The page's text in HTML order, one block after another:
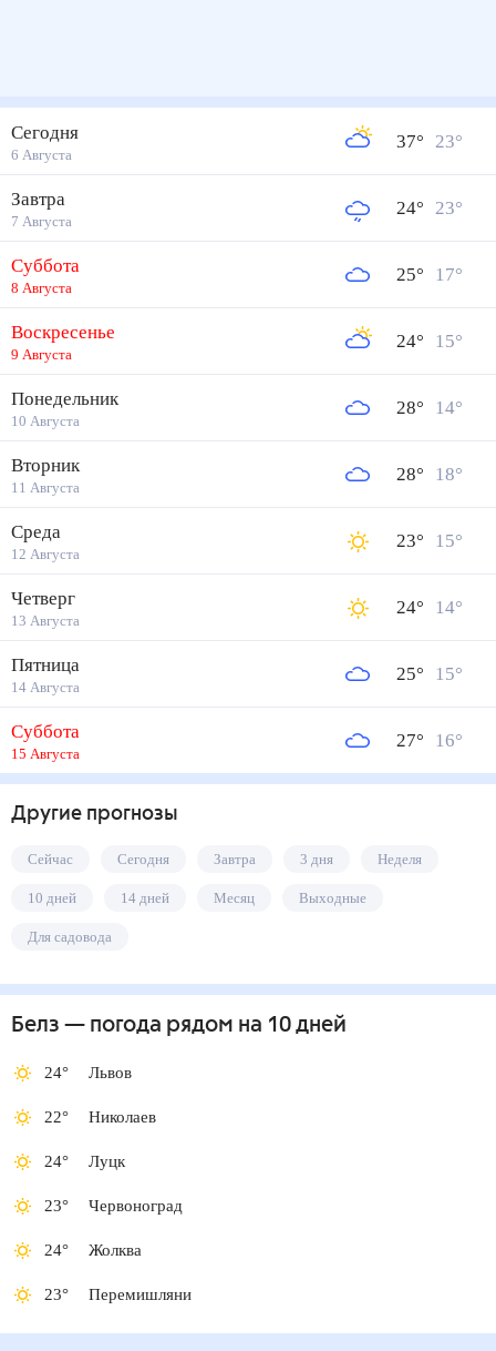
Сегодня
6 Августа
37° 23°
Завтра
7 Августа
24° 23°
Суббота
8 Августа
25° 17°
Воскресенье
9 Августа
24° 15°
Понедельник
10 Августа
28° 14°
Вторник
11 Августа
28° 18°
Среда
12 Августа
23° 15°
Четверг
13 Августа
24° 14°
Пятница
14 Августа
25° 15°
Суббота
15 Августа
27° 16°
Другие прогнозы
Сейчас Сегодня Завтра 3 дня Неделя
10 дней 14 дней Месяц Выходные
Для садовода
Белз — погода рядом на 10 дней
24° Львов
22° Николаев
24° Луцк
23° Червоноград
24° Жолква
23° Перемишляни